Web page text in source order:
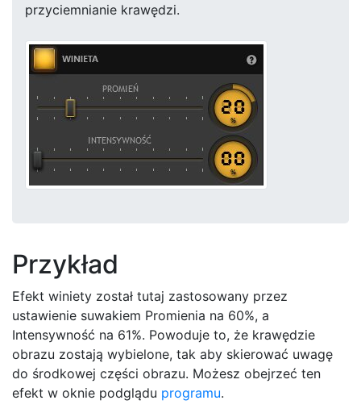
przyciemnianie krawędzi.
Przykład
Efekt winiety został tutaj zastosowany przez
ustawienie suwakiem Promienia na 60%, a
Intensywność na 61%. Powoduje to, że krawędzie
obrazu zostają wybielone, tak aby skierować uwagę
do środkowej części obrazu. Możesz obejrzeć ten
efekt w oknie podglądu programu.